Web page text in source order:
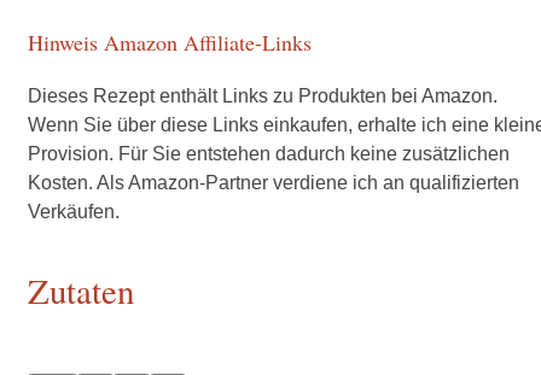
Hinweis Amazon Affiliate-Links
Dieses Rezept enthält Links zu Produkten bei Amazon.
Wenn Sie über diese Links einkaufen, erhalte ich eine
Provision. Für Sie entstehen dadurch keine zusätzlichen
Kosten. Als Amazon-Partner verdiene ich an qualifizierten
Verkäufen.
Zutaten